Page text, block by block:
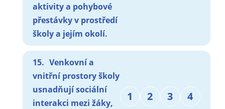
aktivity a pohybové
přestávky v prostředí
školy a jejím okolí.
15. Venkovní a
vnitřní prostory školy
usnadňují sociální
interakci mezi žáky,
1 2 3 4